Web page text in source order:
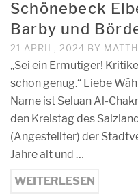
Schönebeck
Barby und
21 APRIL, 2024 BY
„Sei ein Ermutiger!
schon genug.“ Liebe
Name ist Seluan Al-
den Kreistag des
(Angestellter) der
Jahre alt und …
WEITERLESEN